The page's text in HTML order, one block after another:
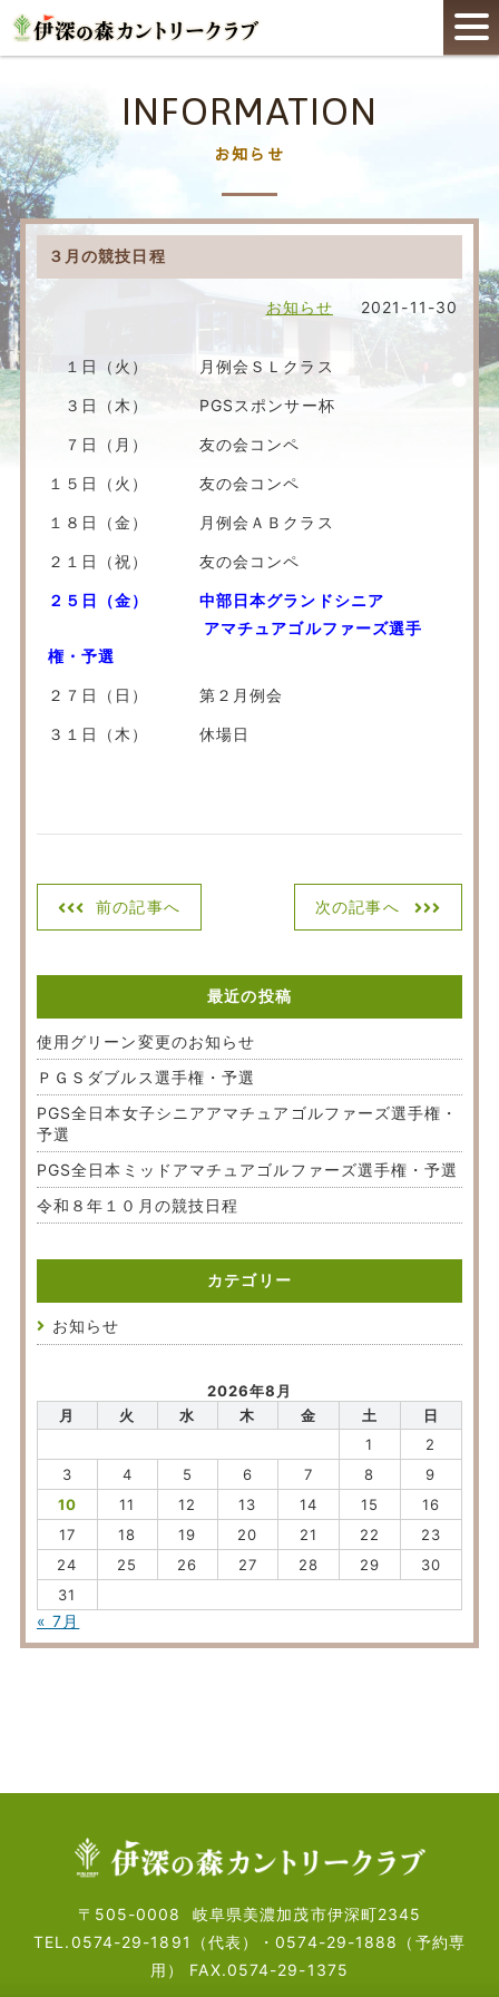
INFORMATION
お知らせ
３月の競技日程
お知らせ 2021-11-30
１日（火） 月例会ＳＬクラス
３日（木） PGSスポンサー杯
７日（月） 友の会コンペ
１５日（火） 友の会コンペ
１８日（金） 月例会ＡＢクラス
２１日（祝） 友の会コンペ
２５日（金） 中部日本グランドシニア
アマチュアゴルファーズ選手
権・予選
２７日（日） 第２月例会
３１日（木） 休場日
前の記事へ 次の記事へ
最近の投稿
使用グリーン変更のお知らせ
ＰＧＳダブルス選手権・予選
PGS全日本女子シニアアマチュアゴルファーズ選手権・
予選
PGS全日本ミッドアマチュアゴルファーズ選手権・予選
令和８年１０月の競技日程
カテゴリー
お知らせ
2026年8月
月
火 水 木 金 土
日
1
2
3
4 5 6 7 8
9
10
11 12 13 14 15
16
17
18 19 20 21 22
23
24
25 26 27 28 29
30
31
« 7月
〒505-0008
岐阜県美濃加茂市伊深町2345
TEL.0574-29-1891（代表）・0574-29-1888（予約専
用）
FAX.0574-29-1375